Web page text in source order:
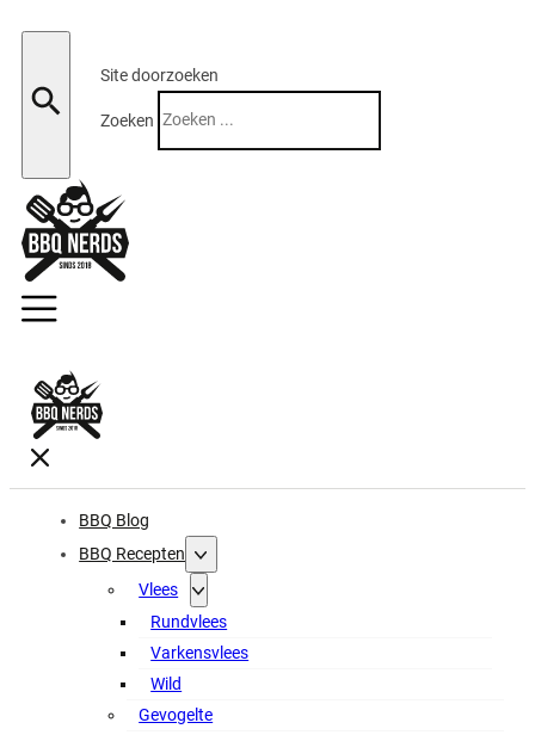
Site doorzoeken
Zoeken
BBQ Blog
BBQ Recepten
Vlees
Rundvlees
Varkensvlees
Wild
Gevogelte